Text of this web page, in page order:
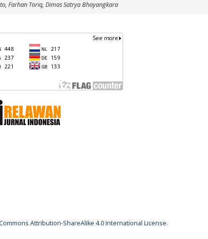
Farhan Toriq, Dimas Satrya Bhayangkara
Attribution-ShareAlike 4.0 International License.